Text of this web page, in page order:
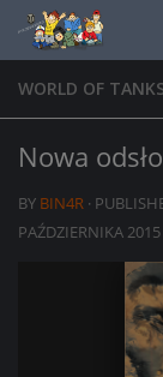
Skip to
WORLD OF
Nowa
BY BIN4R ·
PAŹDZIERNIKA 2015